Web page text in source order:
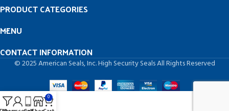
PRODUCT CATEGORIES
MENU
CONTACT INFORMATION
© 2025 American Seals, Inc. High Security Seals All Rights Reserved
0